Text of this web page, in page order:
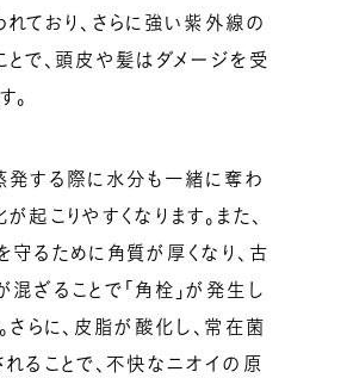
れており、さらに強い紫外線の
とで、頭皮や髪はダメージを受
。
発する際に水分も一緒に奪わ
起こりやすくなります。また、
守るために角質が厚くなり、古
混ざることで「角栓」が発生し
さらに、皮脂が酸化し、常在菌
れることで、不快なニオイの原